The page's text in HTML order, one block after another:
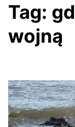
Tag:
wojną